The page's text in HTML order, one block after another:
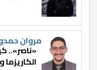
مروان
«ناصر»..